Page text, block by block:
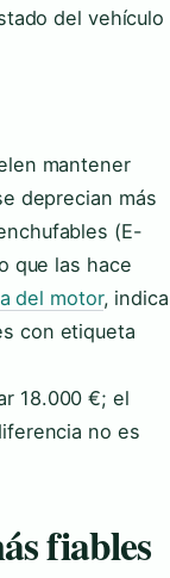
del vehículo
mantener
deprecian más
(E-
que las hace
del motor, indica
con etiqueta
18.000 €; el
no es
fiables